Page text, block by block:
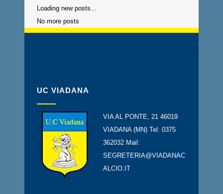
Loading new posts...
No more posts
UC VIADANA
VIA AL PONTE, 21 46019
VIADANA (MN) Tel: 0375
362032 Mail:
SEGRETERIA@VIADANAC
ALCIO.IT